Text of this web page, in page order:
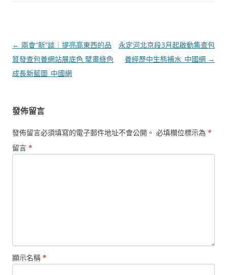
文
章
導
← 兩會“新”談｜提亮高東西的品
質發查包養網站展底色 擘畫綠色
成長新藍圖_中國網
永定河北京段3月起啟動集查包
養經歷中生態補水_中國網 →
發佈留言
發佈留言必須填寫的電子郵件地址不會公開。 必填欄位標示為 *
留言 *
顯示名稱 *